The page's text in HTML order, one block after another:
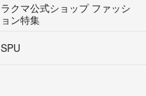
ラクマ公式ショップ ファッシ
ョン特集
SPU